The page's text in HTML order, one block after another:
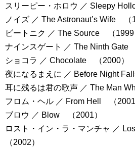
スリーピー・ホロウ ／ Sleepy
ノイズ ／ The Astronaut’s Wife （
ビートニク ／ The Source （
ナインスゲート ／ The Ninth Gate
ショコラ ／ Chocolate （2000）
夜になるまえに ／ Before Night
耳に残るは君の歌声 ／ The Man
フロム・ヘル ／ From Hell （2001
ブロウ ／ Blow （2001）
ロスト・イン・ラ・マンチャ ／
（2002）